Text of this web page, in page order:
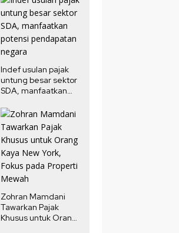
Indef usulan pajak
untung besar sektor
SDA, manfaatkan
negara
Zohran Mamdani
Tawarkan Pajak
Khusus untuk Orang